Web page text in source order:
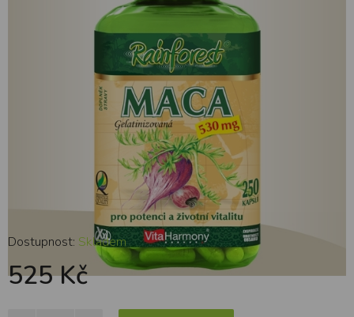
Dostupnost: Skladem
525 Kč